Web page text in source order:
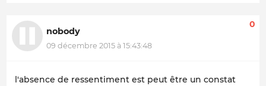
nobody
09 décembre 2015 à 15:43:48
0
l'absence de ressentiment est peut être un constat